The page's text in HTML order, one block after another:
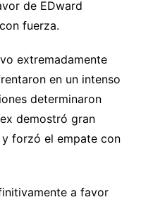
de EDward
fuerza.
extremadamente
en un intenso
determinaron
demostró gran
forzó el empate con
a favor